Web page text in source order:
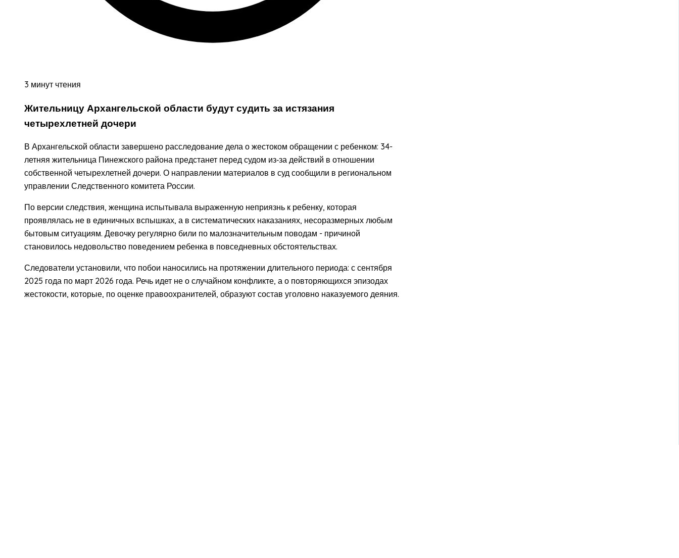
3 минут чтения
Жительницу Архангельской области будут судить за истязания
четырехлетней дочери
В Архангельской области завершено расследование дела о жестоком обращении с ребенком: 34-
летняя жительница Пинежского района предстанет перед судом из‑за действий в отношении
собственной четырехлетней дочери. О направлении материалов в суд сообщили в региональном
управлении Следственного комитета России.
По версии следствия, женщина испытывала выраженную неприязнь к ребенку, которая
проявлялась не в единичных вспышках, а в систематических наказаниях, несоразмерных любым
бытовым ситуациям. Девочку регулярно били по малозначительным поводам - причиной
становилось недовольство поведением ребенка в повседневных обстоятельствах.
Следователи установили, что побои наносились на протяжении длительного периода: с сентября
2025 года по март 2026 года. Речь идет не о случайном конфликте, а о повторяющихся эпизодах
жестокости, которые, по оценке правоохранителей, образуют состав уголовно наказуемого деяния.